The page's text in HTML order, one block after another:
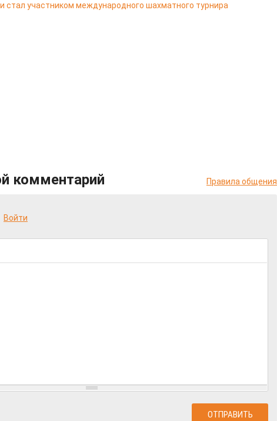
стал участником международного шахматного турнира
комментарий Правила общения
Войти